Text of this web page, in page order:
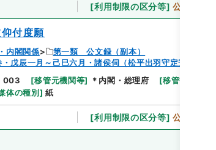
[利用制限の区分等] 公開
付度願
内閣関係
第一類 公文録（副本）
戊辰一月～己巳六月・諸侯伺（松平出羽守定安）
003 [移管元機関等] ＊内閣・総理府 [移管等年度
体の種別 ] 紙
[利用制限の区分等] 公開